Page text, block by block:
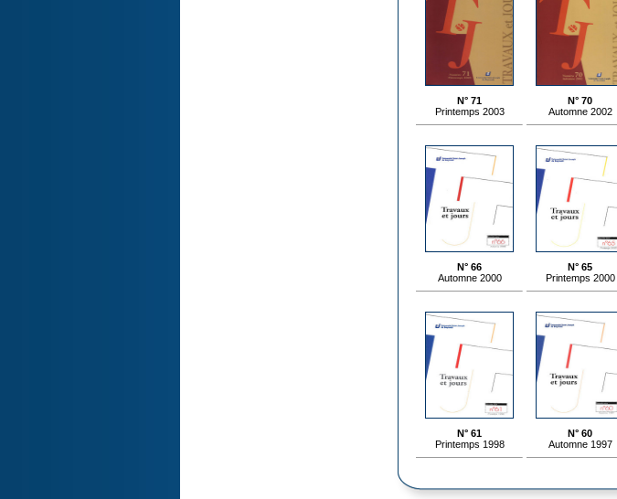
N° 71
Printemps 2003
N° 70
Automne 2002
N° 66
Automne 2000
N° 65
Printemps 2000
N° 61
Printemps 1998
N° 60
Automne 1997